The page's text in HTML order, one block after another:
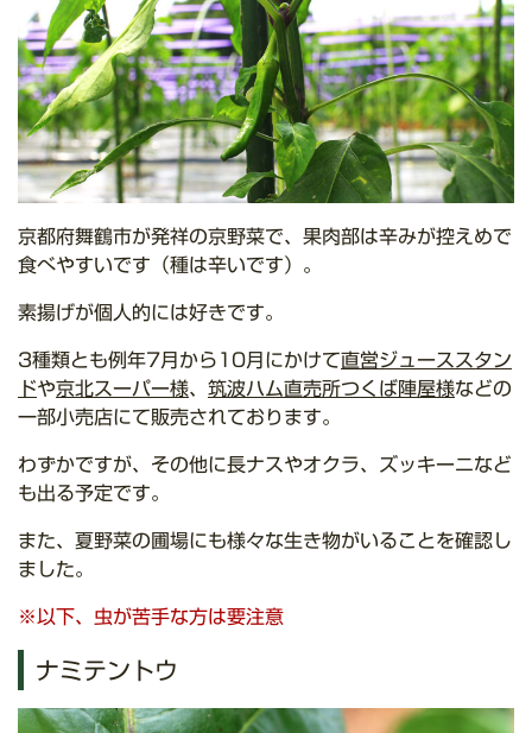
京都府舞鶴市が発祥の京野菜で、果肉部は辛みが控えめで
食べやすいです（種は辛いです）。
素揚げが個人的には好きです。
3種類とも例年7月から10月にかけて直営ジューススタン
ドや京北スーパー様、 筑波ハム直売所つくば陣屋様などの
一部小売店にて販売されております。
わずかですが、その他に長ナスやオクラ、ズッキーニなど
も出る予定です。
また、夏野菜の圃場にも様々な生き物がいることを確認し
ました。
※以下、虫が苦手な方は要注意
ナミテントウ